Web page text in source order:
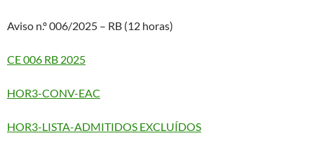
Aviso n.º 006/2025 – RB (12 horas)
CE 006 RB 2025
HOR3-CONV-EAC
HOR3-LISTA-ADMITIDOS EXCLUÍDOS